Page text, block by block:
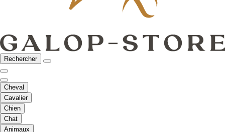
Rechercher
Cheval
Cavalier
Chien
Chat
Animaux